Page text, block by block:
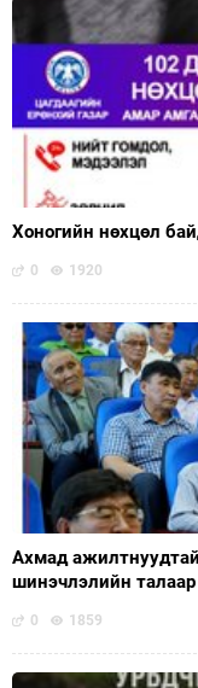
Хоногийн нөхцөл
0 1920
Ахмад
шинэчлэлийн
0 1859